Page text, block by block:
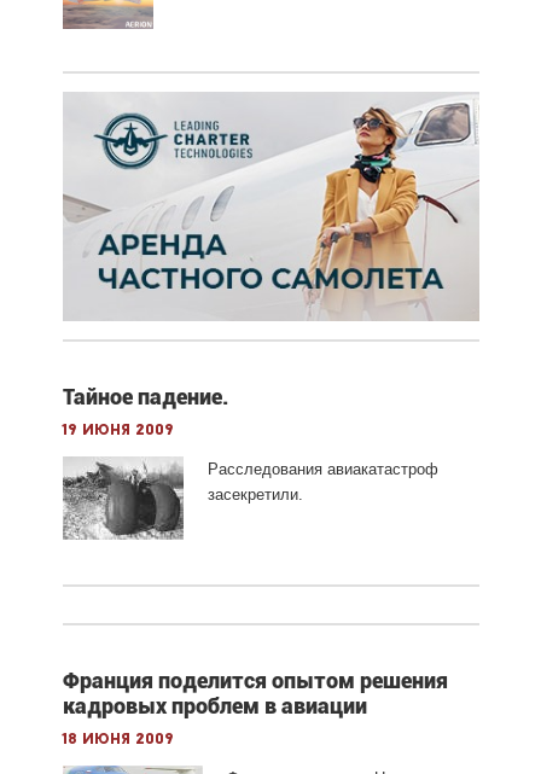
Тайное падение.
19 июня 2009
Расследования авиакатастроф
засекретили.
Франция поделится опытом решения
кадровых проблем в авиации
18 июня 2009